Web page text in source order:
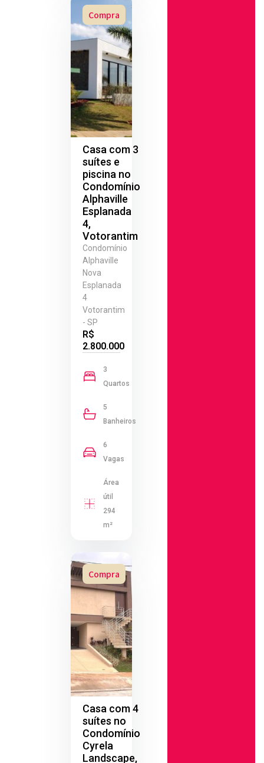
Compra
Casa com 3
suítes e
piscina no
Condomínio
Alphaville
Esplanada
4,
Votorantim
Condomínio
Alphaville
Nova
Esplanada
4
Votorantim
- SP
R$
2.800.000
3
Quartos
5
Banheiros
6
Vagas
Área
útil
294
m²
Compra
Casa com 4
suítes no
Condomínio
Cyrela
Landscape,